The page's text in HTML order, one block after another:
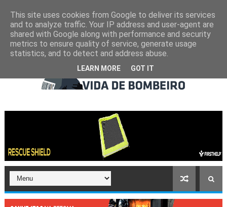
This site uses cookies from Google to deliver its services
and to analyze traffic. Your IP address and user-agent are
shared with Google along with performance and security
metrics to ensure quality of service, generate usage
statistics, and to detect and address abuse.
LEARN MORE GOT IT